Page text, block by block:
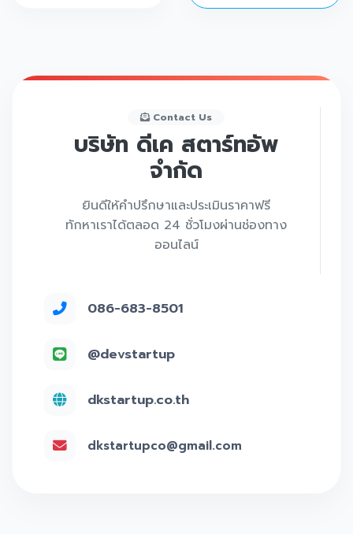
Contact Us
บริษัท ดีเค สตาร์ทอัพ
จำกัด
ยินดีให้คำปรึกษาและประเมินราคาฟรี
ทักหาเราได้ตลอด 24 ชั่วโมงผ่านช่องทาง
ออนไลน์
086-683-8501
@devstartup
dkstartup.co.th
dkstartupco@gmail.com